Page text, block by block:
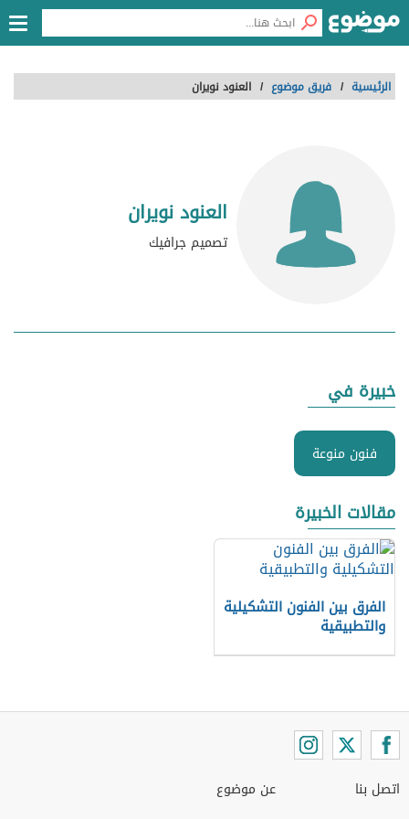
الرئيسية / فريق موضوع / العنود نويران
العنود نويران
تصميم جرافيك
خبيرة في
فنون منوعة
مقالات الخبيرة
الفرق بين الفنون التشكيلية
والتطبيقية
اتصل بنا
عن موضوع